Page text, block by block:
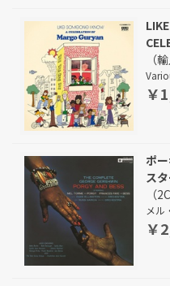
（
￥
ポ
スタ
（
メル
￥